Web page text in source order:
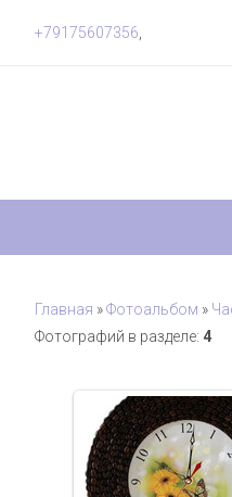
+79175607356
Главная »Фотоальбом »
Фотографий в разделе: 4
29.09.2017
Часы из кофейных
работы